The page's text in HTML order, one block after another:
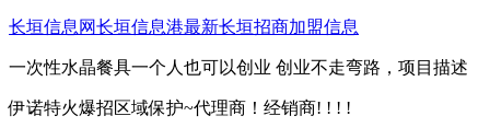
长垣信息网长垣信息港最新长垣招商加盟信息
一次性水晶餐具一个人也可以创业 创业不走弯路，项目描述
伊诺特火爆招区域保护~代理商！经销商! ! ! !